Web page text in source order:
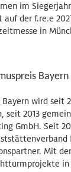
im
der f.re.e
in
Bayern
Bayern wird seit
seit 2013
GmbH. Seit
Mit
in